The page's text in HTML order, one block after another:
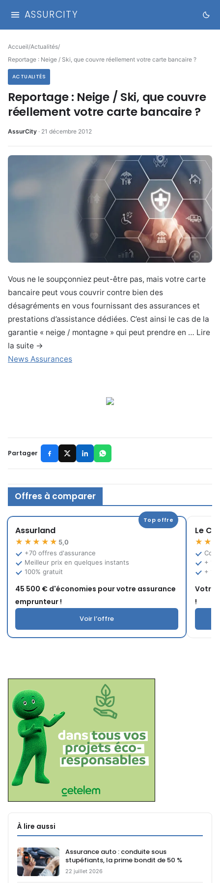
ASSURCITY
Accueil/Actualités/
Reportage : Neige / Ski, que couvre réellement votre carte bancaire ?
ACTUALITÉS
Reportage : Neige / Ski, que couvre
réellement votre carte bancaire ?
AssurCity · 21 décembre 2012
Vous ne le soupçonniez peut-être pas, mais votre carte
bancaire peut vous couvrir contre bien des
désagréments en vous fournissant des assurances et
prestations d’assistance dédiées. C’est ainsi le cas de la
garantie « neige / montagne » qui peut prendre en … Lire
la suite →
News Assurances
Partager
Offres à comparer
Top offre
Assurland
★★★★★ 5,0
+70 offres d'assurance
Meilleur prix en quelques instants
100% gratuit
45 500 € d'économies pour votre assurance
emprunteur !
Voir l’offre
Le
+
+ 10
Votre
!
À lire aussi
Assurance auto : conduite sous
stupéfiants, la prime bondit de 50 %
22 juillet 2026